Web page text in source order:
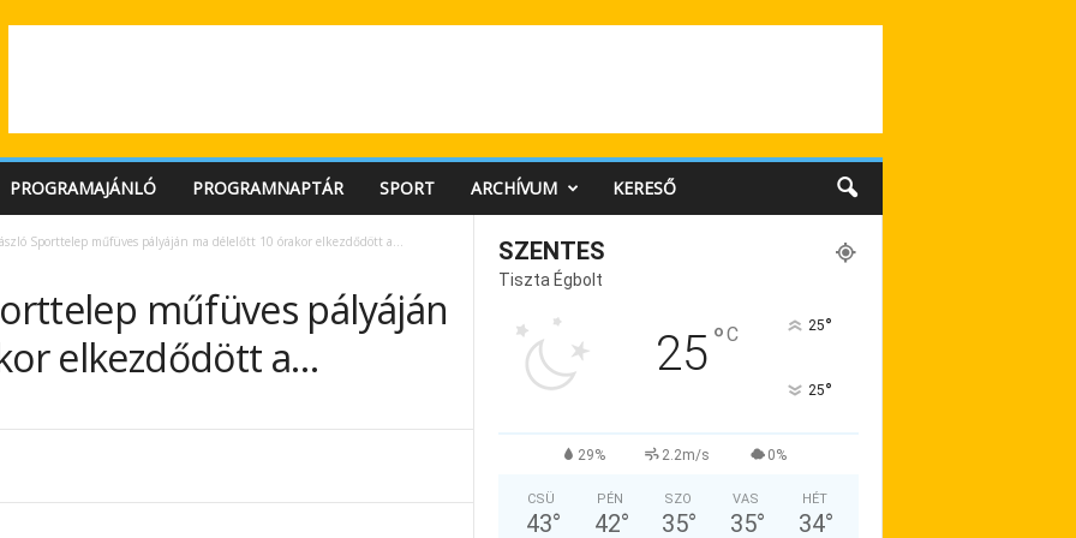
PROGRAMAJÁNLÓ PROGRAMNAPTÁR SPORT ARCHÍVUM KERESŐ
Sporttelep műfüves pályáján ma délelőtt 10 órakor elkezdődött a…
műfüves pályáján
elkezdődött a…
SZENTES
Tiszta Égbolt
25°C 25°
25°
29% 2.2m/s 0%
CSÜ
43°
PÉN
42°
SZO
35°
VAS
35°
HÉT
34°